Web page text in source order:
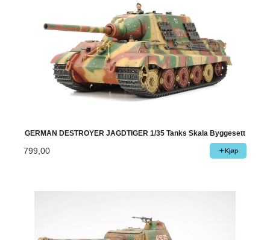
GERMAN DESTROYER JAGDTIGER 1/35 Tanks Skala Byggesett
799,00 Kjøp